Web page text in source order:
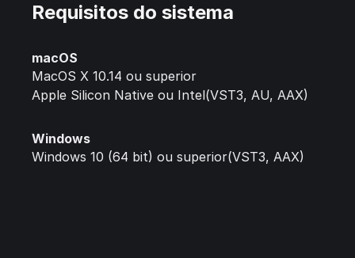
Requisitos do sistema
macOS
MacOS X 10.14 ou superior
Apple Silicon Native ou Intel(VST3, AU, AAX)
Windows
Windows 10 (64 bit) ou superior(VST3, AAX)